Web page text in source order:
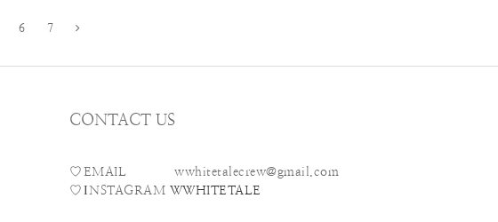
6 7
CONTACT US
♡ EMAIL wwhitetalecrew@gmail.com
♡INSTAGRAM WWHITETALE